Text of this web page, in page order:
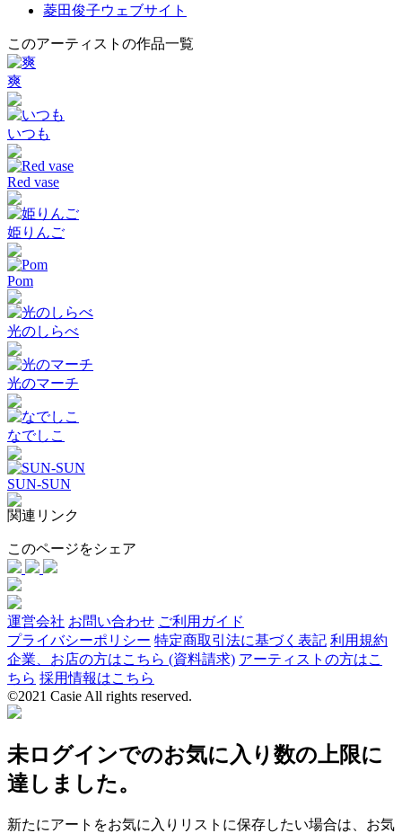
菱田俊子ウェブサイト
このアーティストの作品一覧
爽
いつも
Red vase
姫りんご
Pom
光のしらべ
光のマーチ
なでしこ
SUN-SUN
関連リンク
このページをシェア
運営会社 お問い合わせ ご利用ガイド
プライバシーポリシー 特定商取引法に基づく表記 利用規約
企業、お店の方はこちら (資料請求) アーティストの方はこ
ちら 採用情報はこちら
©2021 Casie All rights reserved.
未ログインでのお気に入り数の上限に
達しました。
新たにアートをお気に入りリストに保存したい場合は、お気